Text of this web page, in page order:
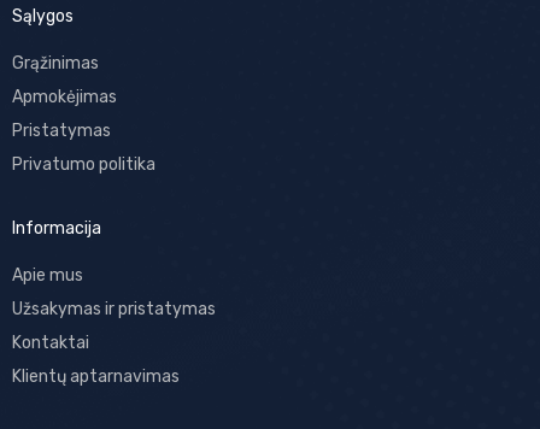
Sąlygos
Grąžinimas
Apmokėjimas
Pristatymas
Privatumo politika
Informacija
Apie mus
Užsakymas ir pristatymas
Kontaktai
Klientų aptarnavimas